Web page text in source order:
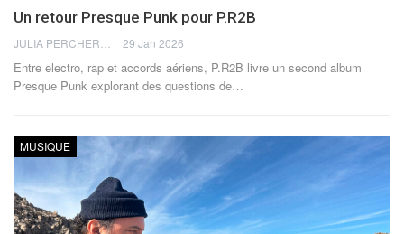
Un retour Presque Punk pour P.R2B
29 Jan 2026
Entre electro, rap et accords aériens, P.R2B livre un second album
Presque Punk explorant des questions de…
MUSIQUE